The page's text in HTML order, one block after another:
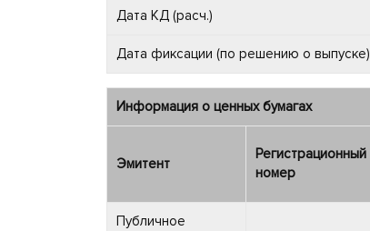
Дата КД (расч.)
Дата фиксации (по решению о выпуске)
Информация о ценных бумагах
Эмитент
Регистрационный
номер
Публичное